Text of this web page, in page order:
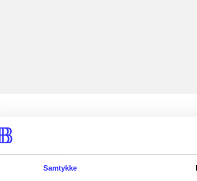
Samtykke
...